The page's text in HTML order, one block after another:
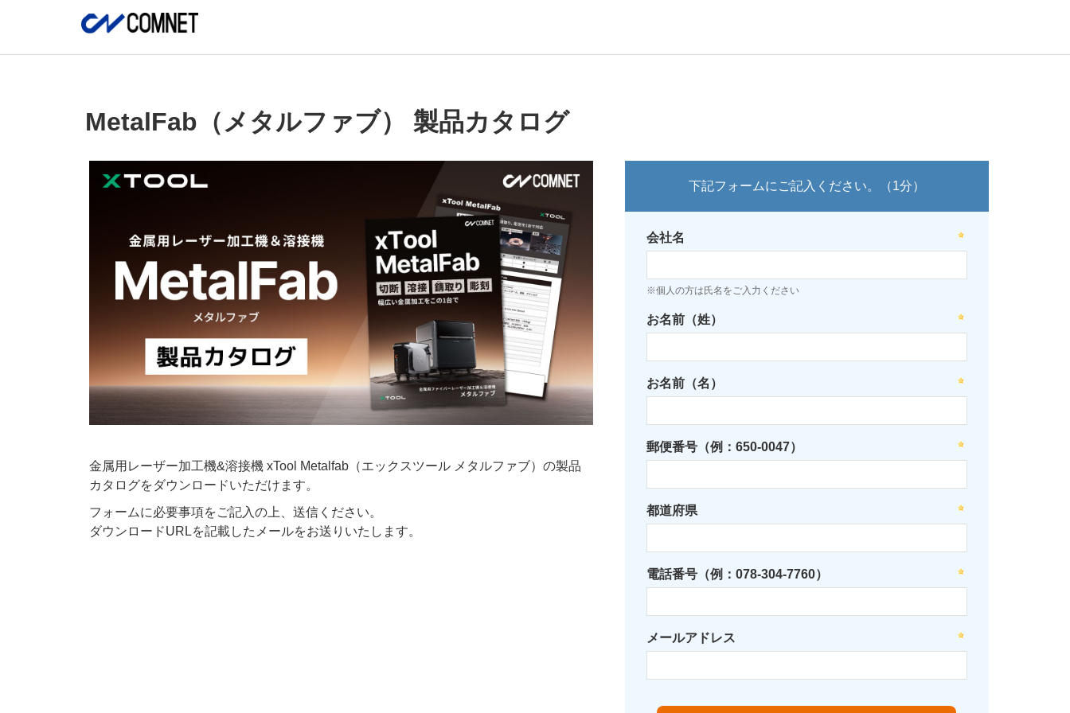
MetalFab（メタルファブ） 製品カタログ
金属用レーザー加工機&溶接機 xTool Metalfab（エックスツール メタルファブ）の製品
カタログをダウンロードいただけます。
フォームに必要事項をご記入の上、送信ください。
ダウンロードURLを記載したメールをお送りいたします。
下記フォームにご記入ください。（1分）
会社名
※個人の方は氏名をご入力ください
お名前（姓）
お名前（名）
郵便番号（例：650-0047）
都道府県
電話番号（例：078-304-7760）
メールアドレス